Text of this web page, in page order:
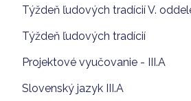
Týždeň ľudových tradícií V.
Týždeň ľudových tradícií
Projektové vyučovanie - III.A
Slovenský jazyk III.A